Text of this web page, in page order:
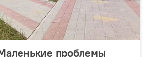
проблемы